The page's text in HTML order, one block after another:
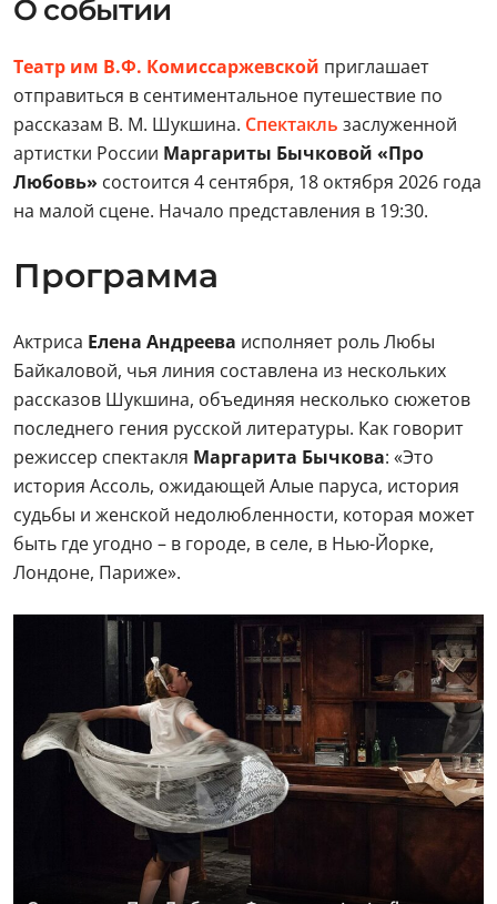
О событии
Театр им В.Ф. Комиссаржевской приглашает
отправиться в сентиментальное путешествие по
рассказам В. М. Шукшина. Спектакль заслуженной
артистки России Маргариты Бычковой «Про
Любовь» состоится 4 сентября, 18 октября 2026 года
на малой сцене. Начало представления в 19:30.
Программа
Актриса Елена Андреева исполняет роль Любы
Байкаловой, чья линия составлена из нескольких
рассказов Шукшина, объединяя несколько сюжетов
последнего гения русской литературы. Как говорит
режиссер спектакля Маргарита Бычкова: «Это
история Ассоль, ожидающей Алые паруса, история
судьбы и женской недолюбленности, которая может
быть где угодно – в городе, в селе, в Нью-Йорке,
Лондоне, Париже».